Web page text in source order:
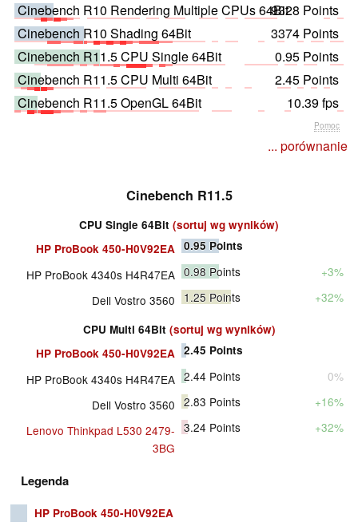
Cinebench R10 Rendering Multiple CPUs 64Bit9328 Points
Cinebench R10 Shading 64Bit
3374 Points
Cinebench R11.5 CPU Single 64Bit
0.95 Points
Cinebench R11.5 CPU Multi 64Bit
2.45 Points
Cinebench R11.5 OpenGL 64Bit
10.39 fps
Pomoc
... porównanie
Cinebench R11.5
CPU Single 64Bit (sortuj wg wyników)
HP ProBook 450-H0V92EA 0.95 Points
HP ProBook 4340s H4R47EA 0.98 Points
+3%
Dell Vostro 3560
1.25 Points +32%
CPU Multi 64Bit (sortuj wg wyników)
HP ProBook 450-H0V92EA 2.45 Points
HP ProBook 4340s H4R47EA 2.44 Points
0%
Dell Vostro 3560 2.83 Points
+16%
Lenovo Thinkpad L530 2479-
3BG
3.24 Points +32%
Legenda
HP ProBook 450-H0V92EA